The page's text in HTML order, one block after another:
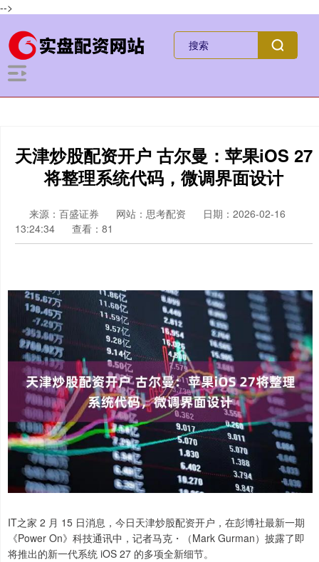
-->
天津炒股配资开户 古尔曼：苹果iOS 27
将整理系统代码，微调界面设计
来源：百盛证券 网站：思考配资
日期：2026-02-16
13:24:34
查看：81
IT之家 2 月 15 日消息，今日天津炒股配资开户，在彭博社最新一期
《Power On》科技通讯中，记者马克・（Mark Gurman）披露了即
将推出的新一代系统 iOS 27 的多项全新细节。